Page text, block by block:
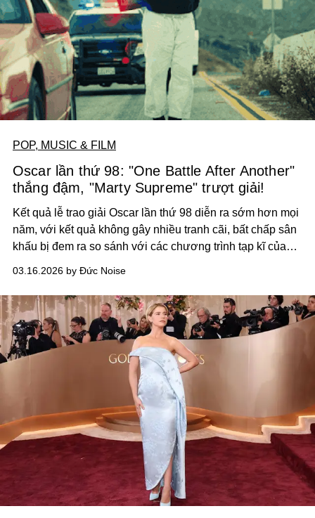
POP, MUSIC & FILM
Oscar lần thứ 98: "One Battle After Another"
thắng đậm, "Marty Supreme" trượt giải!
Kết quả lễ trao giải Oscar lần thứ 98 diễn ra sớm hơn mọi
năm, với kết quả không gây nhiều tranh cãi, bất chấp sân
khấu bị đem ra so sánh với các chương trình tạp kĩ của
03.16.2026 by Đức Noise